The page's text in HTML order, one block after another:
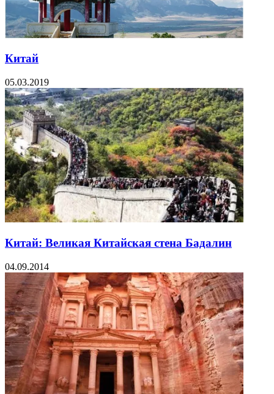
Китай
05.03.2019
Китай: Великая Китайская стена Бадалин
04.09.2014